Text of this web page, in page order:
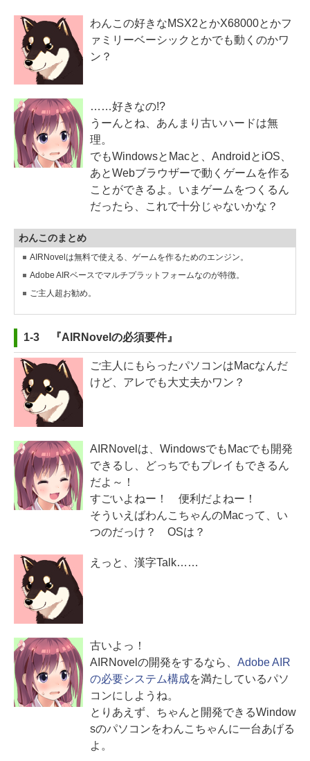
わんこの好きなMSX2とかX68000とかフ
ァミリーベーシックとかでも動くのかワ
ン？
……好きなの!?
うーんとね、あんまり古いハードは無
理。
でもWindowsとMacと、AndroidとiOS、
あとWebブラウザーで動くゲームを作る
ことができるよ。いまゲームをつくるん
だったら、これで十分じゃないかな？
わんこのまとめ
AIRNovelは無料で使える、ゲームを作るためのエンジン。
Adobe AIRベースでマルチプラットフォームなのが特徴。
ご主人超お勧め。
1-3 『AIRNovelの必須要件』
ご主人にもらったパソコンはMacなんだ
けど、アレでも大丈夫かワン？
AIRNovelは、WindowsでもMacでも開発
できるし、どっちでもプレイもできるん
だよ～！
すごいよねー！ 便利だよねー！
そういえばわんこちゃんのMacって、い
つのだっけ？ OSは？
えっと、漢字Talk……
古いよっ！
AIRNovelの開発をするなら、 Adobe AIR
の必要システム構成を満たしているパソ
コンにしようね。
とりあえず、ちゃんと開発できるWindow
sのパソコンをわんこちゃんに一台あげる
よ。